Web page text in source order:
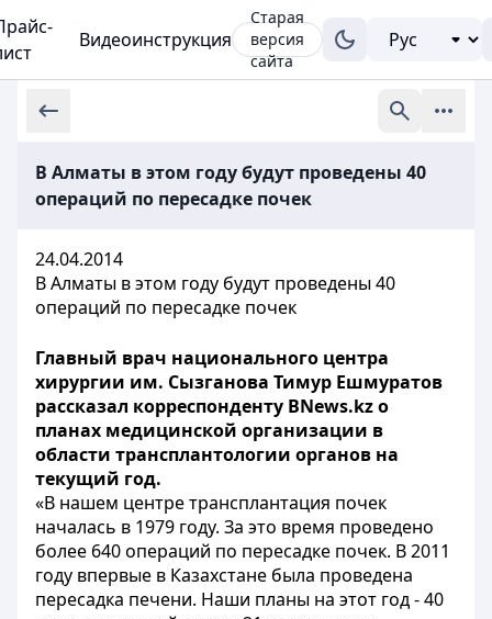
Видеоинструкция
Старая
версия
сайта
В Алматы в этом году будут проведены 40
операций по пересадке почек
24.04.2014
В Алматы в этом году будут проведены 40
операций по пересадке почек
Главный врач национального центра
хирургии им. Сызганова Тимур Ешмуратов
рассказал корреспонденту BNews.kz о
планах медицинской организации в
области трансплантологии органов на
текущий год.
«В нашем центре трансплантация почек
началась в 1979 году. За это время проведено
более 640 операций по пересадке почек. В 2011
году впервые в Казахстане была проведена
пересадка печени. Наши планы на этот год - 40